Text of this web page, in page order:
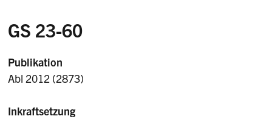
GS 23-60
Publikation
Abl 2012 (2873)
Inkraftsetzung